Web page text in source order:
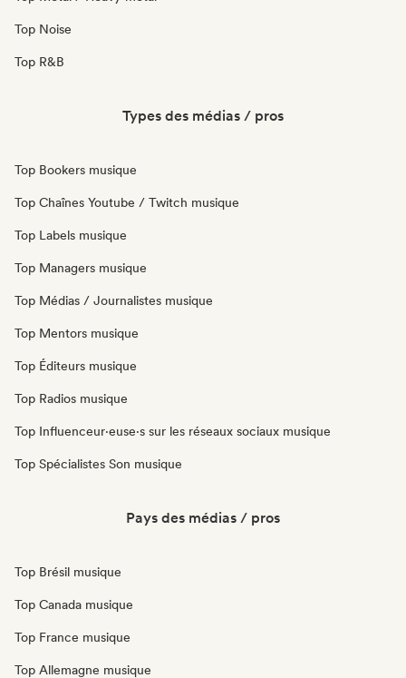
Top Noise
Top R&B
Types des médias / pros
Top Bookers musique
Top Chaînes Youtube / Twitch musique
Top Labels musique
Top Managers musique
Top Médias / Journalistes musique
Top Mentors musique
Top Éditeurs musique
Top Radios musique
Top Influenceur·euse·s sur les réseaux sociaux musique
Top Spécialistes Son musique
Pays des médias / pros
Top Brésil musique
Top Canada musique
Top France musique
Top Allemagne musique